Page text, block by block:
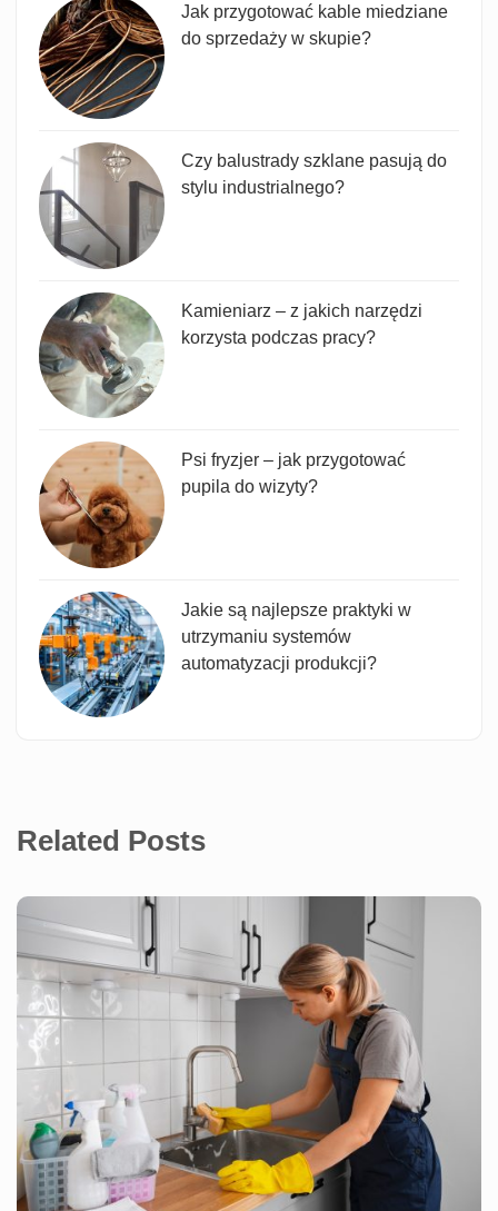
Jak przygotować kable miedziane
do sprzedaży w skupie?
Czy balustrady szklane pasują do
stylu industrialnego?
Kamieniarz – z jakich narzędzi
korzysta podczas pracy?
Psi fryzjer – jak przygotować
pupila do wizyty?
Jakie są najlepsze praktyki w
utrzymaniu systemów
automatyzacji produkcji?
Related Posts